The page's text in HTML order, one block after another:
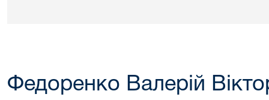
Федоренко Валерій